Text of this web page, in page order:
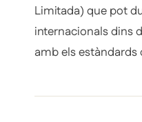
Limitada) que pot
internacionals dins
amb els estàndards